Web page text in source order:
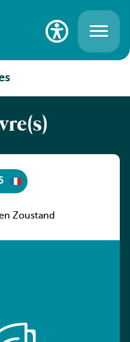
Zoustand